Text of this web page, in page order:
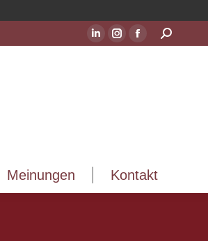
LinkedIn
geöffnet
Instagram
geöffnet
Facebook
geöffnet
Suchen:
Meinungen Kontakt
Meinungen Kontakt